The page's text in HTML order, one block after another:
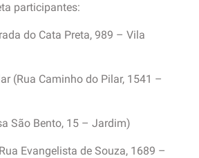
participantes:
do Cata Preta, 989 – Vila
(Rua Caminho do Pilar, 1541 –
São Bento, 15 – Jardim)
Evangelista de Souza, 1689 –